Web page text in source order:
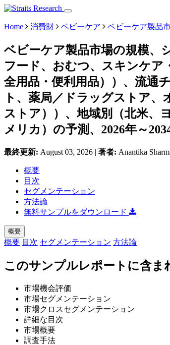
Home 消費財 ベビーケア ベビーケア製品
ベビーケア製品市場の規模、
フード、おむつ、スキンケア
全用品・便利用品））、流通
ト、薬局／ドラッグストア
ストア））、地域別（北米、
メリカ）の予測、2026年～
最終更新: August 03, 2026 | 著者: Anantika
概要
目次
セグメンテーション
方法論
無料サンプルをダウンロード
概要
概要 目次 セグメンテーション 方法論
このサンプルレポートに含ま
市場機会評価
市場セグメンテーション
市場クロスセグメンテーション
詳細な目次
市場概要
調査手法